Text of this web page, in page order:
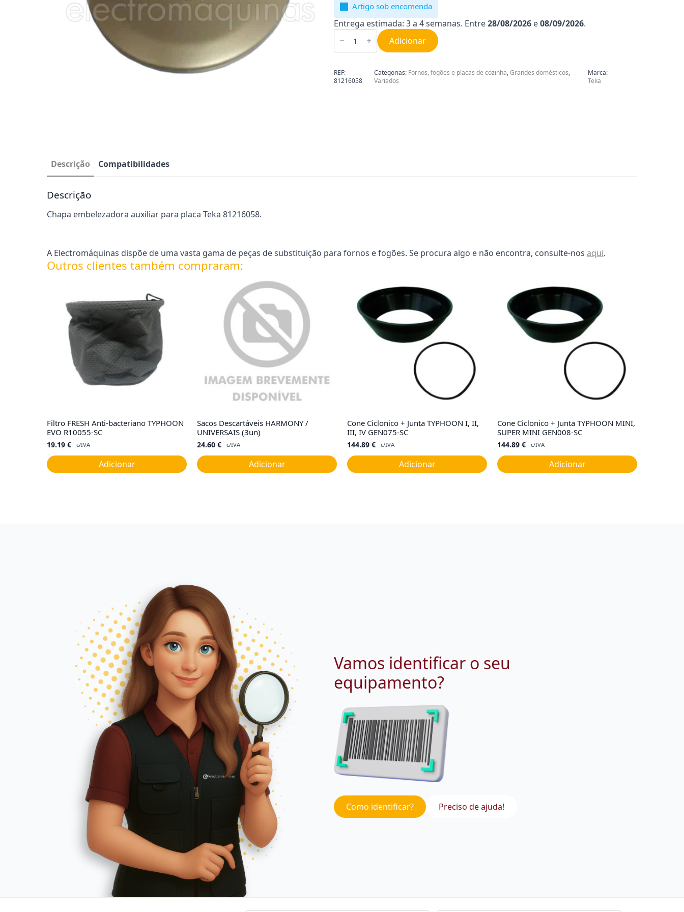
Artigo sob encomenda
Entrega estimada: 3 a 4 semanas. Entre28/08/2026 e08/09/2026.
Quantidade
de
para
de
cozinha
Teka
Adicionar
REF:
81216058
Categorias: Fornos, fogões e placas de cozinha,Grandes domésticos,
Variados
Marca:
Teka
Descrição Compatibilidades
Descrição
Chapa embelezadora auxiliar para placa Teka 81216058.
A Electromáquinas dispõe de uma vasta gama de peças de substituição para fornos e fogões. Se procura algo e não encontra, consulte-nos aqui.
Outros clientes também compraram:
Filtro FRESH Anti-bacteriano TYPHOON
EVO R10055-SC
19.19 € c/IVA
Adicionar
Sacos Descartáveis HARMONY /
UNIVERSAIS (3un)
24.60 € c/IVA
Adicionar
Cone Ciclonico + Junta TYPHOON I, II,
III, IV GEN075-SC
144.89 € c/IVA
Adicionar
Cone Ciclonico + Junta TYPHOON MINI,
SUPER MINI GEN008-SC
144.89 € c/IVA
Adicionar
Vamos identificar o seu
equipamento?
Como identificar? Preciso de ajuda!